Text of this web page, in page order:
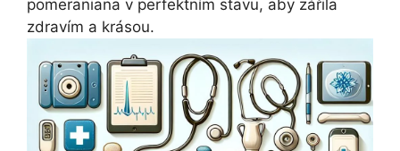
pomeraniana v perfektním stavu, aby zářila
zdravím a krásou.